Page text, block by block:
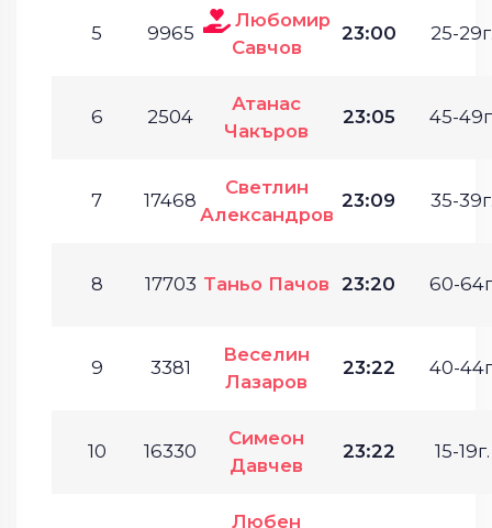
5 9965
Любомир
Савчов
23:00 25-
6 2504
Атанас
Чакъров
23:05 45-
7 17468
Светлин
Александров
23:09 35-
8 17703 Таньо Пачов 23:20 60-
9 3381
Веселин
Лазаров
23:22 40-
10 16330
Симеон
Давчев
23:22 15-19г.
Любен